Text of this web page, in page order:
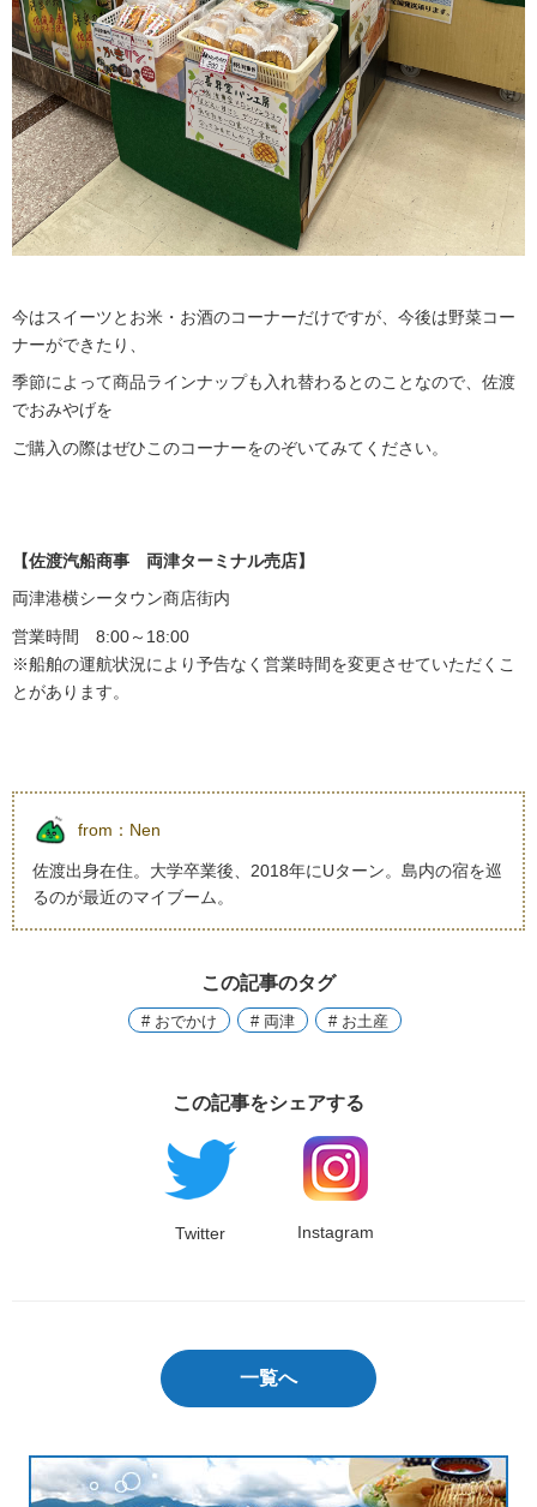
今はスイーツとお米・お酒のコーナーだけですが、今後は野菜コー
ナーができたり、
季節によって商品ラインナップも入れ替わるとのことなので、佐渡
でおみやげを
ご購入の際はぜひこのコーナーをのぞいてみてください。
【佐渡汽船商事 両津ターミナル売店】
両津港横シータウン商店街内
営業時間 8:00～ 18:00
※船舶の運航状況により予告なく営業時間を変更させていただくこ
とがあります。
from： Nen
佐渡出身在住。大学卒業後、2018年にUターン。島内の宿を巡
るのが最近のマイブーム。
この記事のタグ
# おでかけ # 両津 # お土産
この記事をシェアする
Twitter Instagram
一覧へ